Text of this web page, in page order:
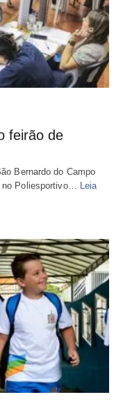
feirão de
Bernardo do Campo
no Poliesportivo… Leia